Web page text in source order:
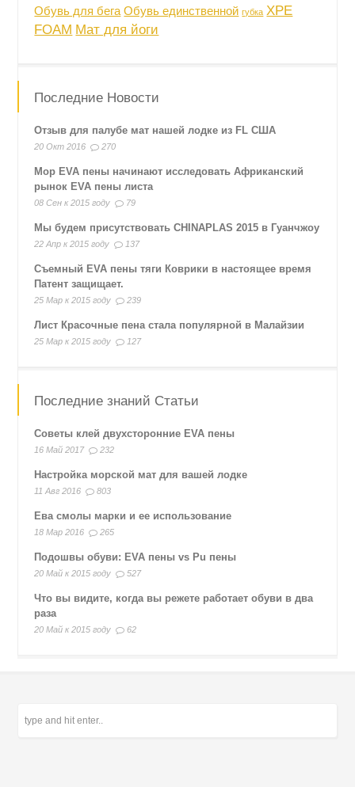
Обувь для бега Обувь единственной губка XPE
FOAM Мат для йоги
Последние Новости
Отзыв для палубе мат нашей лодке из FL США
20 Окт 2016 270
Мор EVA пены начинают исследовать Африканский
рынок EVA пены листа
08 Сен к 2015 году 79
Мы будем присутствовать CHINAPLAS 2015 в Гуанчжоу
22 Апр к 2015 году 137
Съемный EVA пены тяги Коврики в настоящее время
Патент защищает.
25 Мар к 2015 году 239
Лист Красочные пена стала популярной в Малайзии
25 Мар к 2015 году 127
Последние знаний Статьи
Советы клей двухсторонние EVA пены
16 Май 2017 232
Настройка морской мат для вашей лодке
11 Авг 2016 803
Ева смолы марки и ее использование
18 Мар 2016 265
Подошвы обуви: EVA пены vs Pu пены
20 Май к 2015 году 527
Что вы видите, когда вы режете работает обуви в два
раза
20 Май к 2015 году 62